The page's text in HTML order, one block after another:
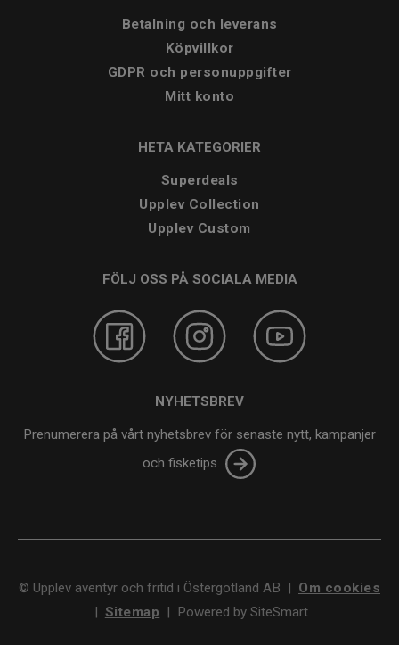
Betalning och leverans
Köpvillkor
GDPR och personuppgifter
Mitt konto
HETA KATEGORIER
Superdeals
Upplev Collection
Upplev Custom
FÖLJ OSS PÅ SOCIALA MEDIA
NYHETSBREV
Prenumerera på vårt nyhetsbrev för senaste nytt, kampanjer
och fisketips.
© Upplev äventyr och fritid i Östergötland AB | Om cookies
| Sitemap | Powered by SiteSmart